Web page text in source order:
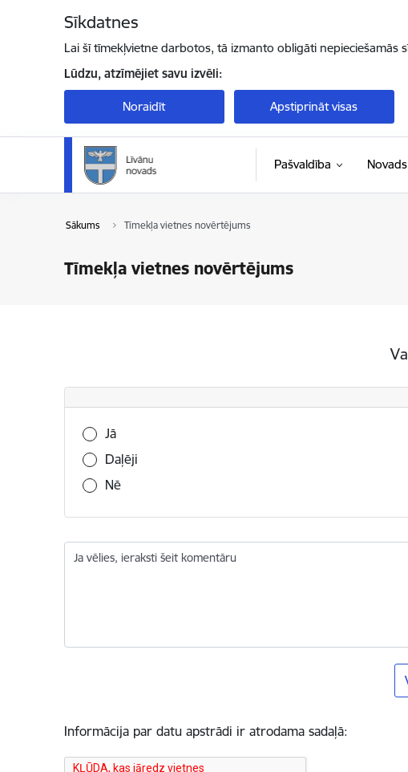
Sīkdatnes
Lai šī tīmekļvietne darbotos, tā izmanto obligāti
Lūdzu, atzīmējiet savu izvēli:
Noraidīt Apstiprināt visas
Pašvaldība Novads
Sākums Tīmekļa vietnes novērtējums
Tīmekļa vietnes novērtējums
Vai šī informācija bija noderīga?
Jā
Daļēji
Nē
Ja vēlies, ieraksti šeit komentāru
Informācija par datu apstrādi ir atrodama sadaļā: